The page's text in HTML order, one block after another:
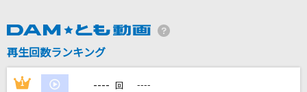
wowaka
キライ・キライ・ジガヒダイ!
くらげP feat.音街ウナ
再生回数ランキング
1 ---- 回 ----